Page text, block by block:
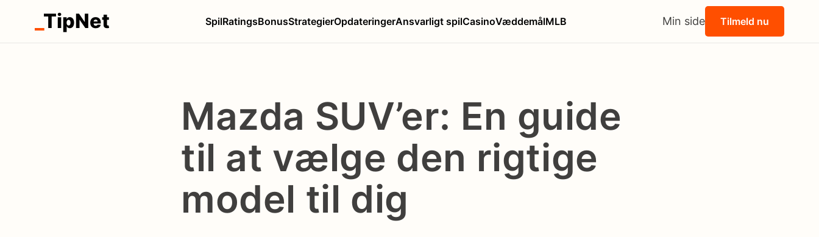
TipNet SpilRatingsBonusStrategierOpdateringerAnsvarligt spilCasinoVæddemålMLB Min side Tilmeld nu
Mazda SUV’er: En guide
til at vælge den rigtige
model til dig